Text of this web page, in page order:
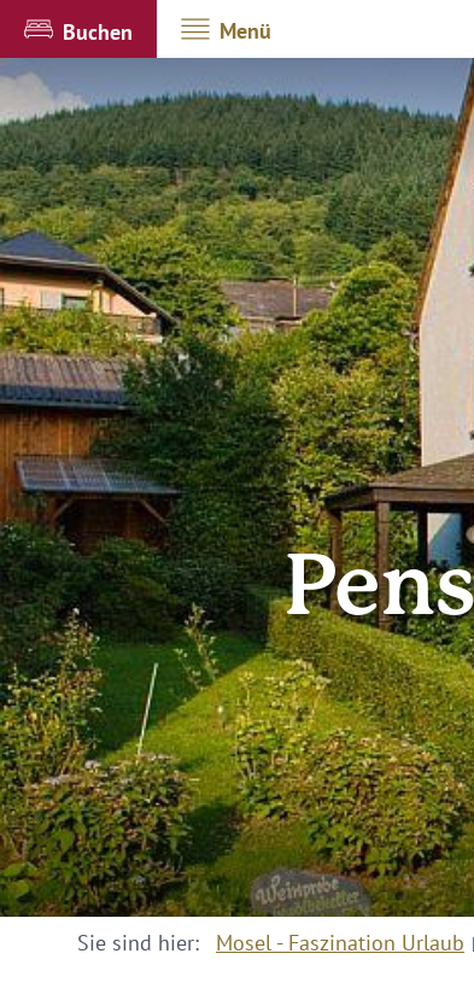
Buchen Menü
Sie sind hier: Mosel - Faszination Urlaub